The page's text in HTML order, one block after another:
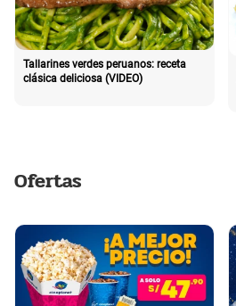
Tallarines verdes peruanos: receta
clásica deliciosa (VIDEO)
Ofertas